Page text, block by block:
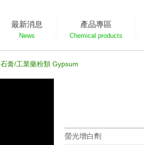
最新消息
News
產品專區
Chemical products
石膏/工業藥粉類 Gypsum
螢光增白劑